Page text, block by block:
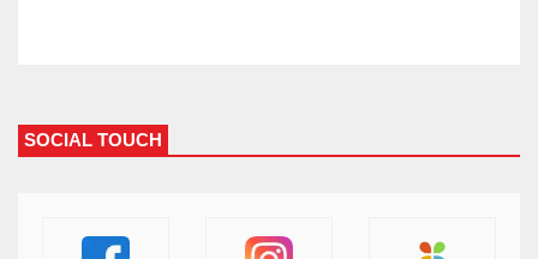
SOCIAL TOUCH